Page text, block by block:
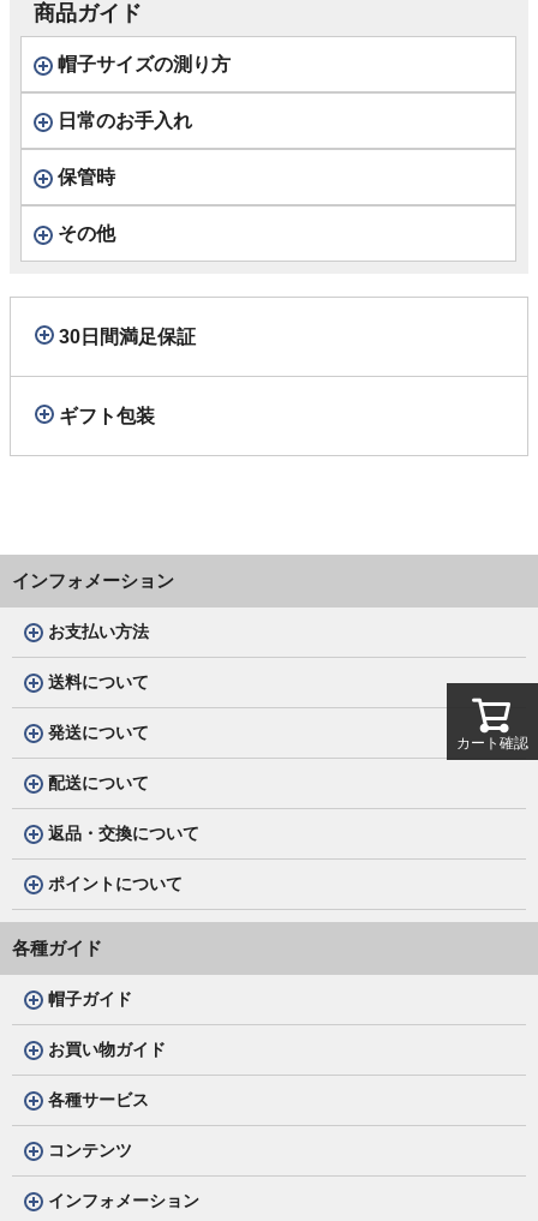
商品ガイド
帽子サイズの測り方
日常のお手入れ
保管時
その他
30日間満足保証
ギフト包装
インフォメーション
お支払い方法
送料について
発送について
配送について
返品・交換について
ポイントについて
各種ガイド
帽子ガイド
お買い物ガイド
各種サービス
コンテンツ
インフォメーション
カート確認